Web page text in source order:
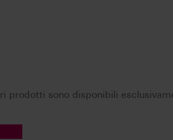
prodotti sono disponibili